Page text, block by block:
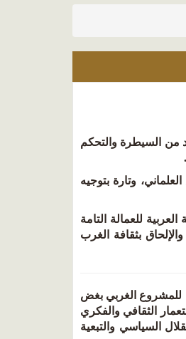
من السيطرة والتحكم
وتارة بتوجيه
للعمالة التامة
بثقافة الغرب
للمشروع الغربي بغض
الثقافي والفكري
السياسي والتبعية